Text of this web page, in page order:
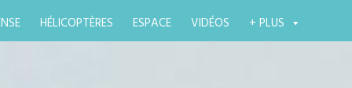
HÉLICOPTÈRES ESPACE VIDÉOS + PLUS